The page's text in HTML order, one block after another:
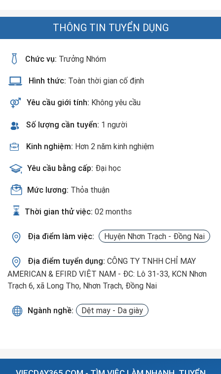
THÔNG TIN TUYỂN DỤNG
Chức vụ: Trưởng Nhóm
Hình thức: Toàn thời gian cố định
Yêu cầu giới tính: Không yêu cầu
Số lượng cần tuyển: 1 người
Kinh nghiệm: Hơn 2 năm kinh nghiệm
Yêu cầu bằng cấp: Đại học
Mức lương: Thỏa thuận
Thời gian thử việc: 02 months
Địa điểm làm việc: Huyện Nhơn Trạch - Đồng Nai
Địa điểm tuyển dụng: CÔNG TY TNHH CHỈ MAY
AMERICAN & EFIRD VIỆT NAM - ĐC: Lô 31-33, KCN Nhơn
Trạch 6, xã Long Thọ, Nhơn Trạch, Đồng Nai
Ngành nghề: Dệt may - Da giày